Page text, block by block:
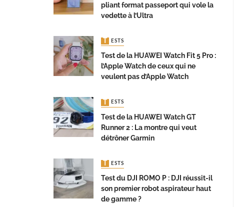
pliant format passeport qui vole la
vedette à l’Ultra
TESTS
Test de la HUAWEI Watch Fit 5 Pro :
l’Apple Watch de ceux qui ne
veulent pas d’Apple Watch
TESTS
Test de la HUAWEI Watch GT
Runner 2 : La montre qui veut
détrôner Garmin
TESTS
Test du DJI ROMO P : DJI réussit-il
son premier robot aspirateur haut
de gamme ?